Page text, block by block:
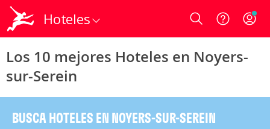
Hoteles Login
Los 10 mejores Hoteles en Noyers-
sur-Serein
BUSCA HOTELES EN NOYERS-SUR-SEREIN